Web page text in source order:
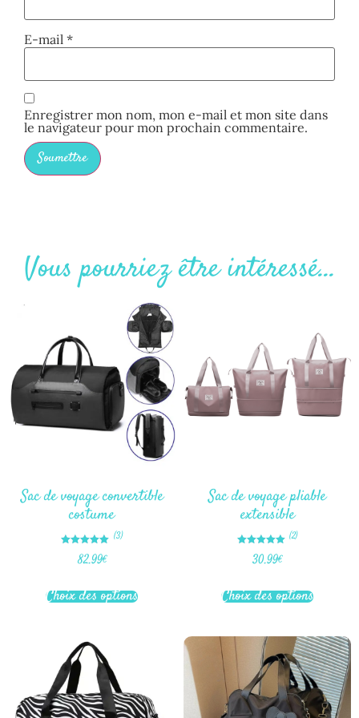
E-mail *
Enregistrer mon nom, mon e-mail et mon site dans
le navigateur pour mon prochain commentaire.
Vous pourriez être intéressé...
Sac de voyage convertible
costume
Note
5.00
(3)
82.99€
Choix des options
Sac de voyage pliable
extensible​
Note
5.00
(2)
30.99€
Choix des options